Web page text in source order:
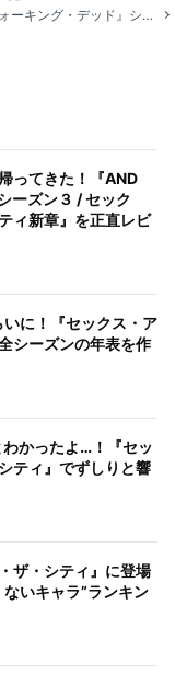
【10月海外ドラマランキングTOP20】大人気『ウォーキング・デッド』シリーズの新作が初登場1位
ってきた！『AND
ーズン３ / セック
ィ新章』を正直レビ
に！『セックス・ア
シーズンの年表を作
かったよ…！『セッ
ティ』でずしりと響
ザ・シティ』に登場
いキャラ”ランキン